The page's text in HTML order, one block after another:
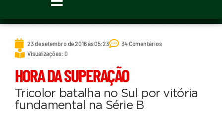
23 de setembro de 2016 às 05:23
34 Comentários
Visualizações: 0
HORA DA SUPERAÇÃO
Tricolor batalha no Sul por vitória
fundamental na Série B